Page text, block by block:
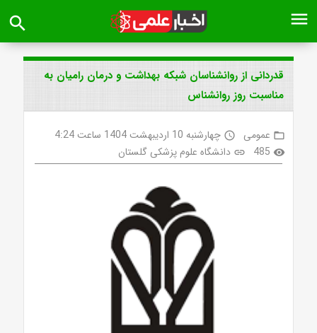
menu
search
قدردانی از روانشناسان شبکه بهداشت و درمان رامیان به
مناسبت روز روانشناس
folder_open عمومی access_time چهارشنبه 10 اردیبهشت 1404 ساعت 4:24
visibility
485
link دانشگاه علوم پزشکی گلستان